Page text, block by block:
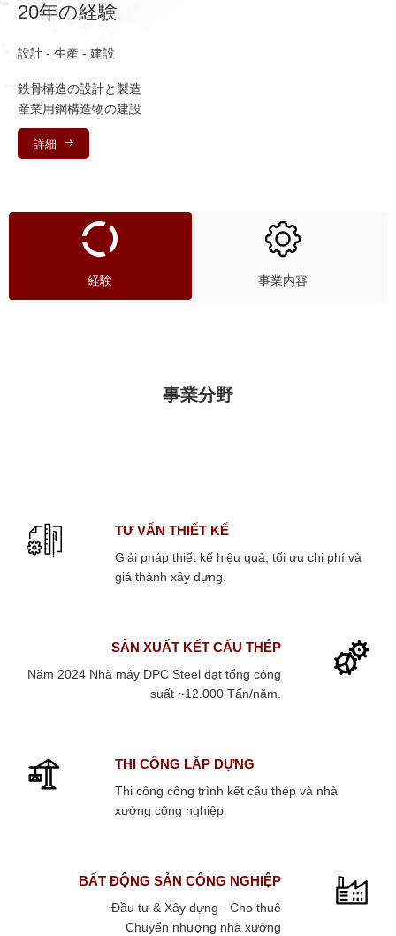
20年の経験
設計 - 生産 - 建設
鉄骨構造の設計と製造
産業用鋼構造物の建設
詳細
事業内容
建設請負業者および産業用不動産
鉄骨構造および工業工場建設請負業者
産業用不動産投資および開発
詳細
生産能力
ISO 9001:2015 標準生産ライン
02工場：10,000m2
生産能力: 鉄骨構造物約1000トン/月。
詳細
経験 事業内容
事業分野
TƯ VẤN THIẾT KẾ
Giải pháp thiết kế hiệu quả, tối ưu chi phí và
giá thành xây dựng.
SẢN XUẤT KẾT CẤU THÉP
Năm 2024 Nhà máy DPC Steel đạt tổng công
suất ~12.000 Tấn/năm.
THI CÔNG LẮP DỰNG
Thi công công trình kết cấu thép và nhà
xưởng công nghiệp.
BẤT ĐỘNG SẢN CÔNG NGHIỆP
Đầu tư & Xây dựng - Cho thuê
Chuyển nhượng nhà xưởng